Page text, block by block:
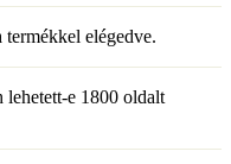
elégedve.
e 1800 oldalt